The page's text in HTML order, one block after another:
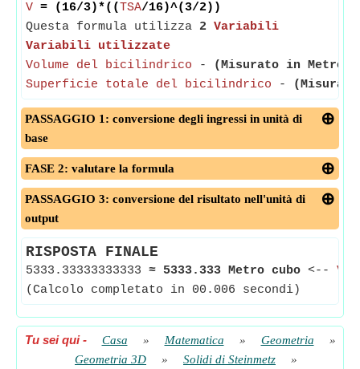
V = (16/3)*((TSA/16)^(3/2))
Questa formula utilizza 2 Variabili
Variabili utilizzate
Volume del bicilindrico -
(Misurato in Metro
Superficie totale del bicilindrico -
PASSAGGIO 1: conversione degli ingressi in unità di
base
FASE 2: valutare la formula
PASSAGGIO 3: conversione del risultato nell'unità di
output
RISPOSTA FINALE
5333.33333333333 ≈ 5333.333 Metro cubo <--
(Calcolo completato in 00.006 secondi)
Tu sei qui- Casa » Matematica » Geometria
»
Geometria 3D
» Solidi di Steinmetz
»